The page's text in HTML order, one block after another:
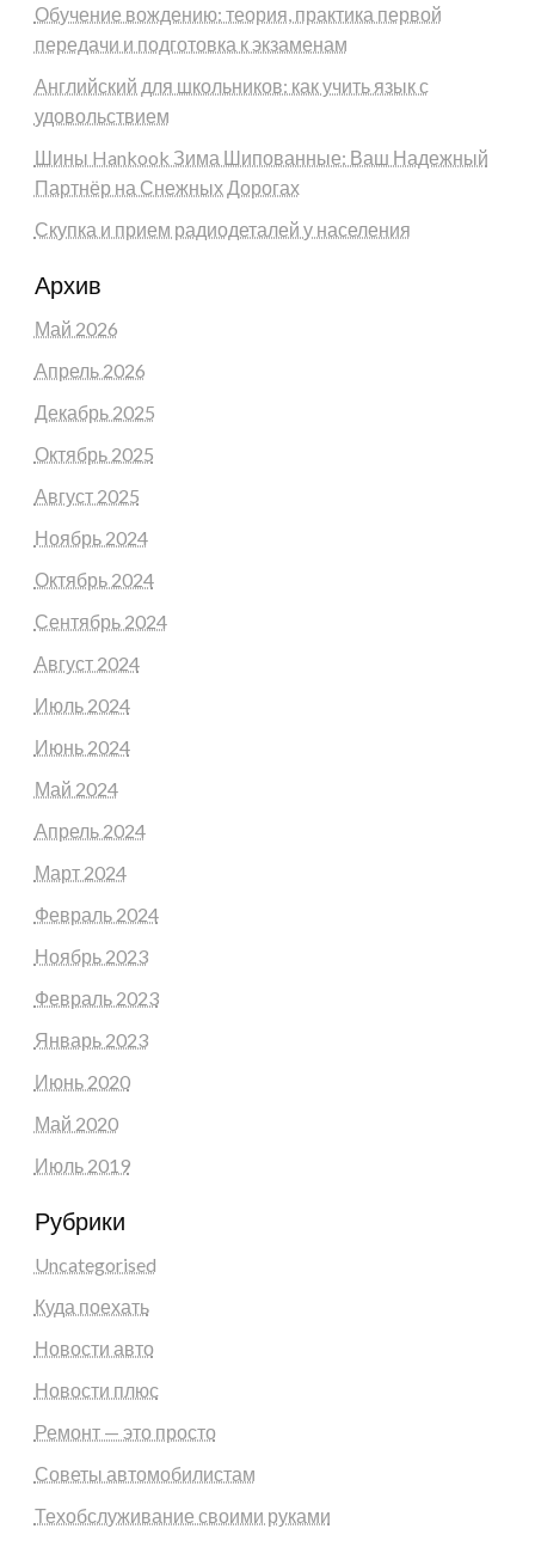
Обучение вождению: теория, практика первой
передачи и подготовка к экзаменам
Английский для школьников: как учить язык с
удовольствием
Шины Hankook Зима Шипованные: Ваш Надежный
Партнёр на Снежных Дорогах
Скупка и прием радиодеталей у населения
Архив
Май 2026
Апрель 2026
Декабрь 2025
Октябрь 2025
Август 2025
Ноябрь 2024
Октябрь 2024
Сентябрь 2024
Август 2024
Июль 2024
Июнь 2024
Май 2024
Апрель 2024
Март 2024
Февраль 2024
Ноябрь 2023
Февраль 2023
Январь 2023
Июнь 2020
Май 2020
Июль 2019
Рубрики
Uncategorised
Куда поехать
Новости авто
Новости плюс
Ремонт — это просто
Советы автомобилистам
Техобслуживание своими руками